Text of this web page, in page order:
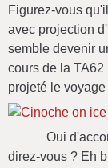
Figurez-vous
avec projection
semble devenir
cours de la TA62
projeté le
Oui d'accord
direz-vous ? Eh